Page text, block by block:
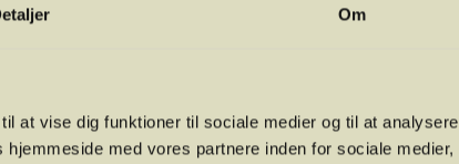
Om
at vise dig funktioner til sociale medier og til at analysere
med vores partnere inden for sociale medier,